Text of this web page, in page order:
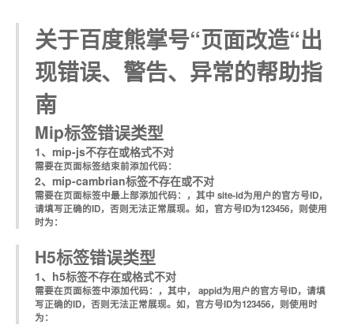
关于百度熊掌号“页面改造“出
现错误、警告、异常的帮助指
南
Mip标签错误类型
1、mip-js不存在或格式不对
需要在页面标签结束前添加代码：
2、mip-cambrian标签不存在或不对
需要在页面标签中最上部添加代码： ，其中 site-id为用户的官方号ID，
请填写正确的ID，否则无法正常展现。如，官方号ID为123456，则使用
时为：
H5标签错误类型
1、h5标签不存在或格式不对
需要在页面标签中添加代码： ，其中， appid为用户的官方号ID，请填
写正确的ID，否则无法正常展现。如，官方号ID为123456，则使用时
为：